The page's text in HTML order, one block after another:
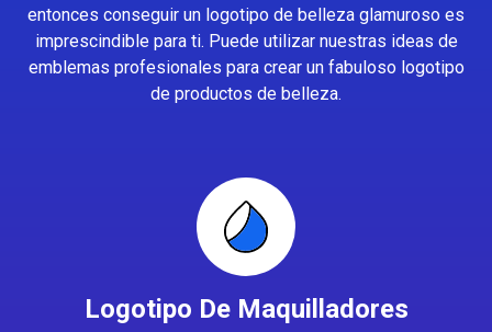
entonces conseguir un logotipo de belleza glamuroso es
imprescindible para ti. Puede utilizar nuestras ideas de
emblemas profesionales para crear un fabuloso logotipo
de productos de belleza.
Logotipo De Maquilladores